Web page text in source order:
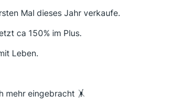
Mal dieses Jahr verkaufe.
ca 150% im Plus.
Leben.
mehr eingebracht 🤸